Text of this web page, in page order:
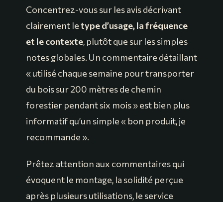
Concentrez-vous sur les avis décrivant
clairement letype d’usage, la fréquence
et le contexte, plutôt que sur les simples
notes globales. Un commentaire détaillant
« utilisé chaque semaine pour transporter
du bois sur 200 mètres de chemin
forestier pendant six mois » est bien plus
informatif qu’un simple « bon produit, je
recommande ».
Prêtez attention aux commentaires qui
évoquent le montage, la solidité perçue
après plusieurs utilisations, le service